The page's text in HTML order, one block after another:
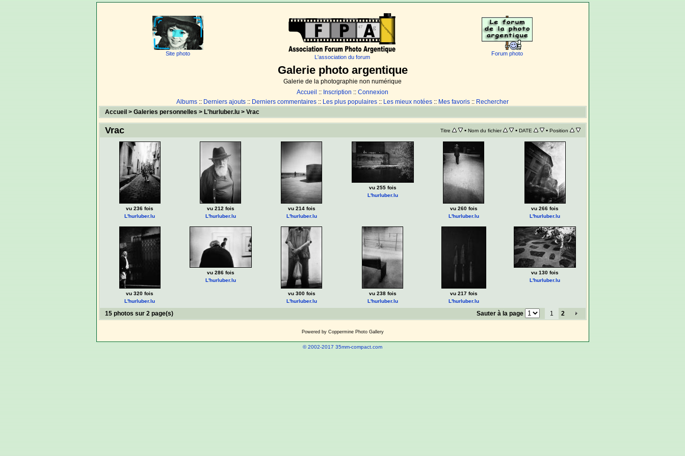
Site photo
L'association du forum
Forum photo
Galerie photo argentique
Galerie de la photographie non numérique
Accueil :: Inscription :: Connexion
Albums :: Derniers ajouts :: Derniers commentaires :: Les plus populaires :: Les mieux notées :: Mes favoris :: Rechercher
Accueil > Galeries personnelles > L'hurluber.lu> Vrac
Vrac Titre • Nom du fichier • DATE • Position
vu 236 fois
L'hurluber.lu
vu 212 fois
L'hurluber.lu
vu 214 fois
L'hurluber.lu
vu 255 fois
L'hurluber.lu
vu 260 fois
L'hurluber.lu
vu 266 fois
L'hurluber.lu
vu 320 fois
L'hurluber.lu
vu 286 fois
L'hurluber.lu
vu 300 fois
L'hurluber.lu
vu 238 fois
L'hurluber.lu
vu 217 fois
L'hurluber.lu
vu 130 fois
L'hurluber.lu
15 photos sur 2 page(s) Sauter à la page 1 2
Powered by Coppermine Photo Gallery
© 2002-2017 35mm-compact.com